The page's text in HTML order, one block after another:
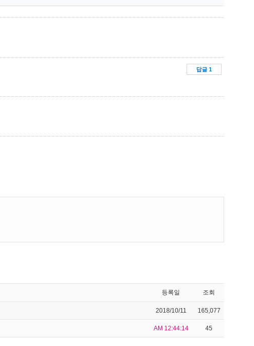
등록일 조회
2018/10/11 165,077
AM 12:44:14 45